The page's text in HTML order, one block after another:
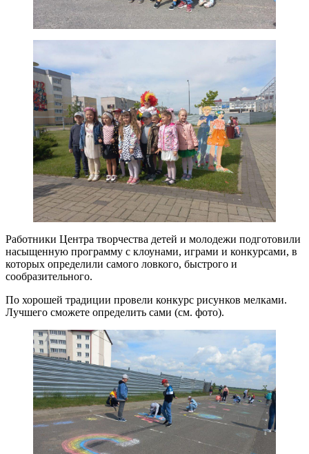
Работники Центра творчества детей и молодежи подготовили
насыщенную программу с клоунами, играми и конкурсами, в
которых определили самого ловкого, быстрого и
сообразительного.
По хорошей традиции провели конкурс рисунков мелками.
Лучшего сможете определить сами (см. фото).